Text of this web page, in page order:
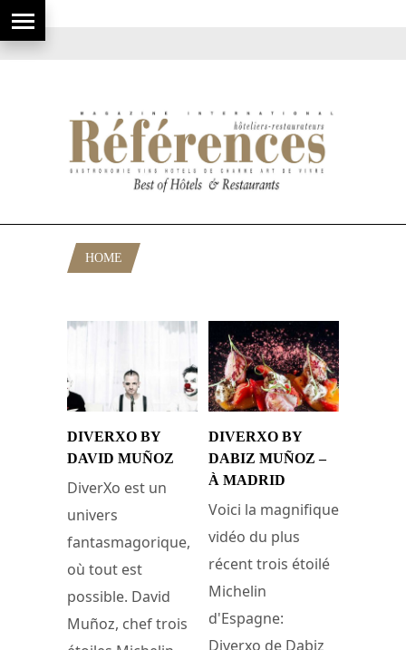
HOME
DIVERXO BY
DAVID MUÑOZ
DiverXo est un
univers
fantasmagorique,
où tout est
possible. David
Muñoz, chef trois
DIVERXO BY
DABIZ MUÑOZ –
À MADRID
Voici la magnifique
vidéo du plus
récent trois étoilé
Michelin
d'Espagne:
Diverxo de Dabiz